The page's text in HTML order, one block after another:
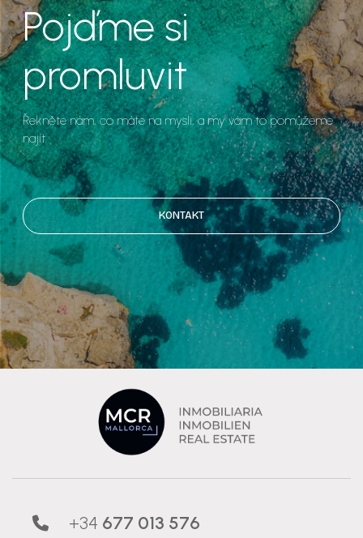
Pojďme si
promluvit
Řekněte nám, co máte na mysli, a my vám to pomůžeme
najít.
KONTAKT
+34 677 013 576